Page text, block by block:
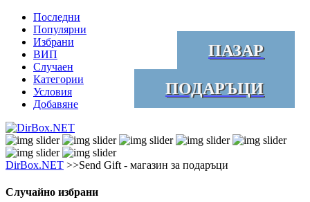
Последни
Популярни
Избрани
ВИП
Случаен
Категории
Условия
Добавяне
ПАЗАР
ПОДАРЪЦИ
DirBox.NET >>Send Gift - магазин за подаръци
Случайно избрани